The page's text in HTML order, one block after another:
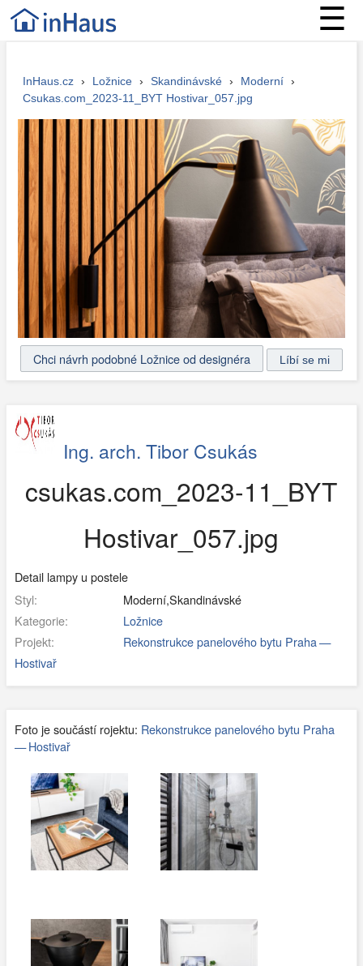
☰
InHaus.cz › Ložnice › Skandinávské › Moderní ›
Csukas.com_2023-11_BYT Hostivar_057.jpg
Chci návrh podobné Ložnice od designéra
Ing. arch. Tibor Csukás
csukas.com_2023-11_BYT
Hostivar_057.jpg
Detail lampy u postele
Styl:
Moderní,Skandinávské
Kategorie:
Ložnice
Projekt:
Rekonstrukce panelového bytu Praha —
Hostivař
Foto je součástí rojektu: Rekonstrukce panelového bytu Praha
— Hostivař